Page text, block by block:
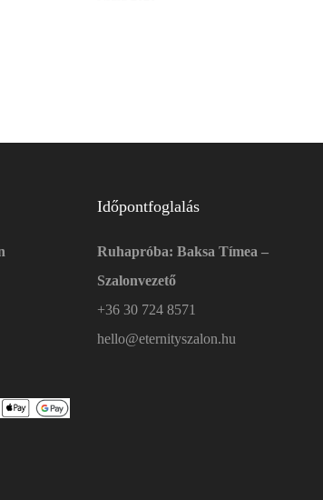
Időpontfoglalás
Ruhapróba: Baksa Tímea –
Szalonvezető
+36 30 724 8571
hello@eternityszalon.hu